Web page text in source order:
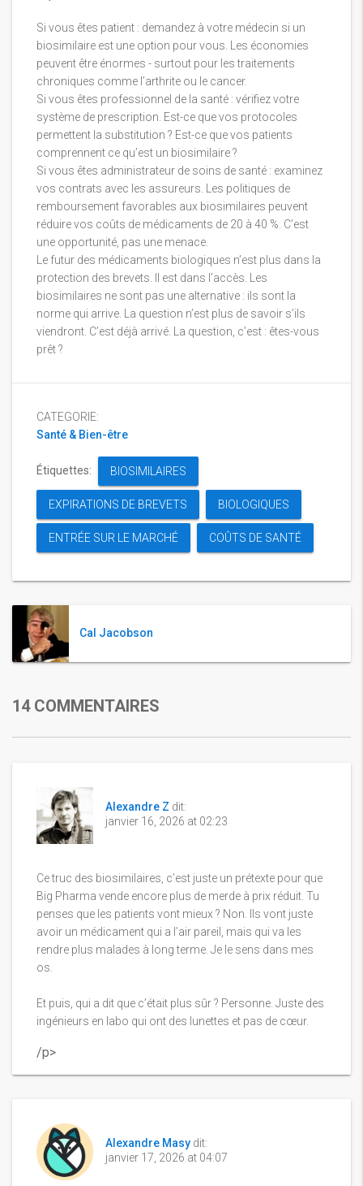
Si vous êtes patient : demandez à votre médecin si un
biosimilaire est une option pour vous. Les économies
peuvent être énormes - surtout pour les traitements
chroniques comme l’arthrite ou le cancer.
Si vous êtes professionnel de la santé : vérifiez votre
système de prescription. Est-ce que vos protocoles
permettent la substitution ? Est-ce que vos patients
comprennent ce qu’est un biosimilaire ?
Si vous êtes administrateur de soins de santé : examinez
vos contrats avec les assureurs. Les politiques de
remboursement favorables aux biosimilaires peuvent
réduire vos coûts de médicaments de 20 à 40 %. C’est
une opportunité, pas une menace.
Le futur des médicaments biologiques n’est plus dans la
protection des brevets. Il est dans l’accès. Les
biosimilaires ne sont pas une alternative : ils sont la
norme qui arrive. La question n’est plus de savoir s’ils
viendront. C’est déjà arrivé. La question, c’est : êtes-vous
prêt ?
CATEGORIE:
Santé & Bien-être
Étiquettes: BIOSIMILAIRES
EXPIRATIONS DE BREVETS BIOLOGIQUES
ENTRÉE SUR LE MARCHÉ COÛTS DE SANTÉ
Cal Jacobson
14 COMMENTAIRES
Alexandre Z dit:
janvier 16, 2026 at 02:23
Ce truc des biosimilaires, c’est juste un prétexte pour que
Big Pharma vende encore plus de merde à prix réduit. Tu
penses que les patients vont mieux ? Non. Ils vont juste
avoir un médicament qui a l’air pareil, mais qui va les
rendre plus malades à long terme. Je le sens dans mes
os.
Et puis, qui a dit que c’était plus sûr ? Personne. Juste des
ingénieurs en labo qui ont des lunettes et pas de cœur.
/p>
Alexandre Masy dit:
janvier 17, 2026 at 04:07